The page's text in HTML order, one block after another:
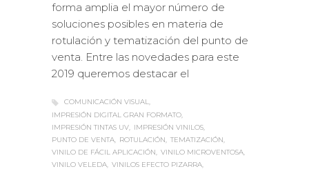
forma amplia el mayor número de
soluciones posibles en materia de
rotulación y tematización del punto de
venta. Entre las novedades para este
2019 queremos destacar el
COMUNICACIÓN VISUAL
IMPRESIÓN DIGITAL GRAN FORMATO
IMPRESIÓN TINTAS UV
IMPRESIÓN VINILOS
PUNTO DE VENTA
ROTULACIÓN
TEMATIZACIÓN
VINILO DE FÁCIL APLICACIÓN
VINILO MICROVENTOSA
VINILO VELEDA VINILOS EFECTO PIZARRA